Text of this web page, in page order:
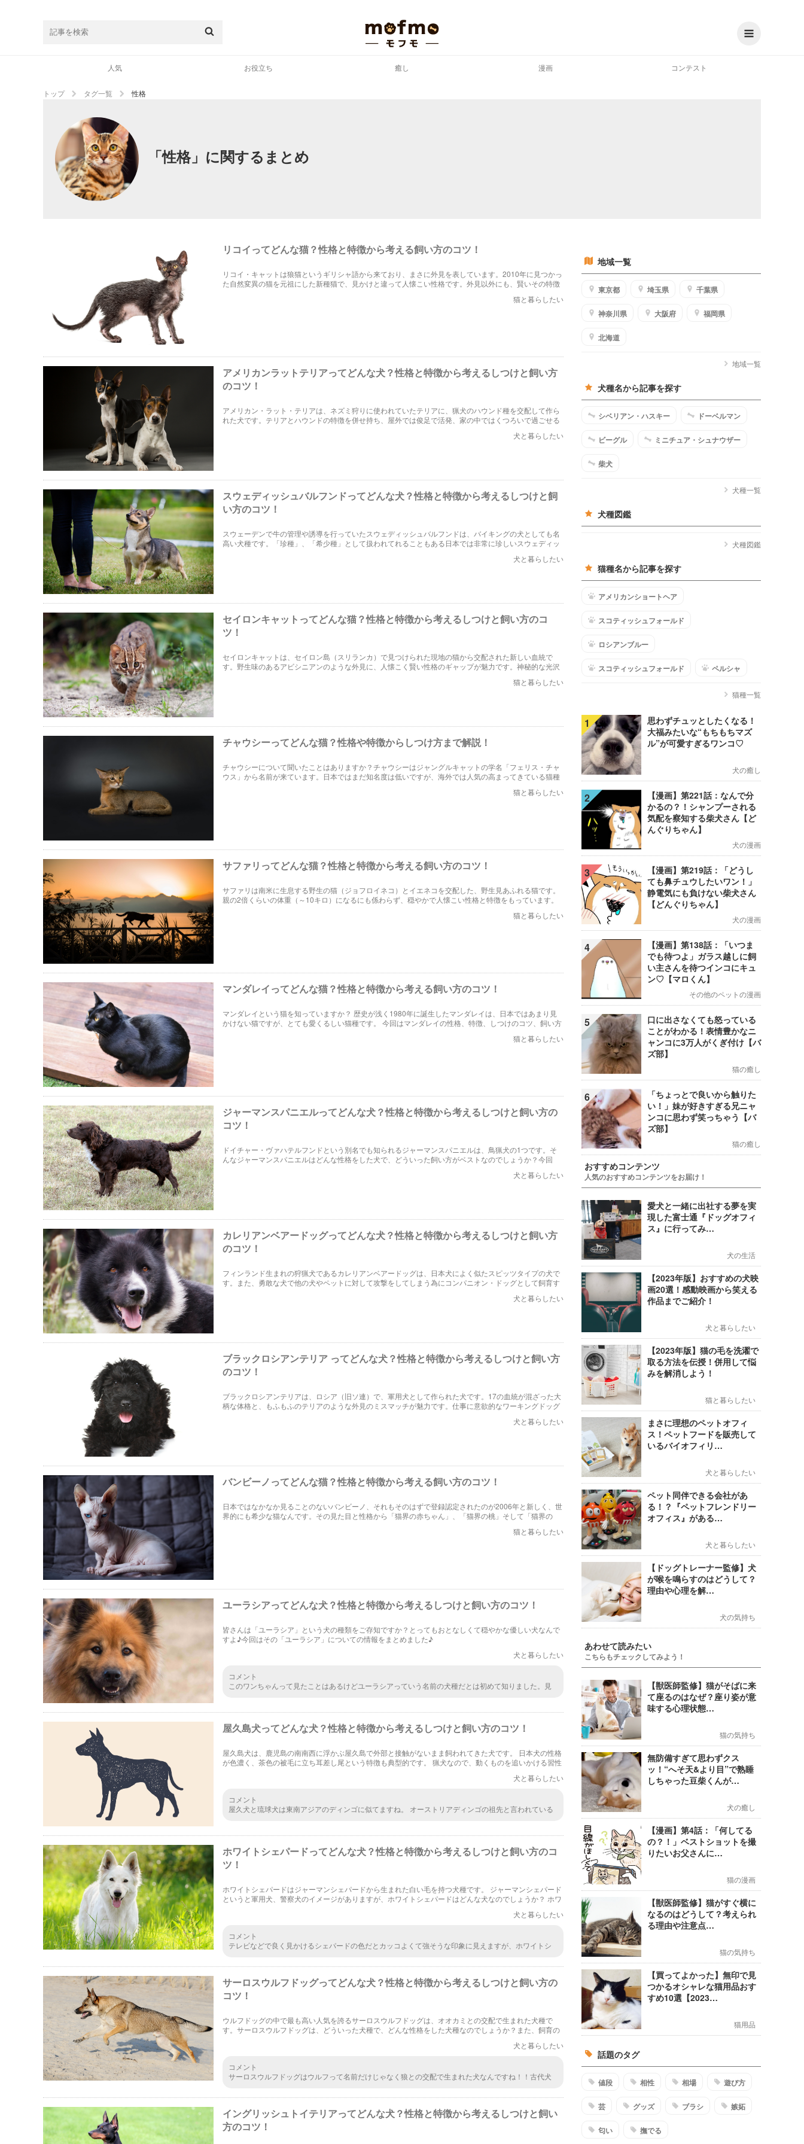
人気 お役立ち 癒し 漫画 コンテスト
トップ タグ一覧 性格
「性格」に関するまとめ
リコイってどんな猫？性格と特徴から考える飼い方のコツ！
リコイ・キャットは狼猫というギリシャ語から来ており、まさに外見を表しています。2010年に見つかっ
た自然変異の猫を元祖にした新種猫で、見かけと違って人懐こい性格です。外見以外にも、賢いその特徴
猫と暮らしたい
アメリカンラットテリアってどんな犬？性格と特徴から考えるしつけと飼い方
のコツ！
アメリカン・ラット・テリアは、ネズミ狩りに使われていたテリアに、猟犬のハウンド種を交配して作ら
れた犬です。テリアとハウンドの特徴を併せ持ち、屋外では俊足で活発、家の中ではくつろいで過ごせる
犬と暮らしたい
スウェディッシュバルフンドってどんな犬？性格と特徴から考えるしつけと飼
い方のコツ！
スウェーデンで牛の管理や誘導を行っていたスウェディッシュバルフンドは、バイキングの犬としても名
高い犬種です。「珍種」、「希少種」として扱われてれることもある日本では非常に珍しいスウェディッ
犬と暮らしたい
セイロンキャットってどんな猫？性格と特徴から考えるしつけと飼い方のコ
ツ！
セイロンキャットは、セイロン島（スリランカ）で見つけられた現地の猫から交配された新しい血統で
す。野生味のあるアビシニアンのような外見に、人懐こく賢い性格のギャップが魅力です。神秘的な光沢
猫と暮らしたい
チャウシーってどんな猫？性格や特徴からしつけ方まで解説！
チャウシーについて聞いたことはありますか？チャウシーはジャングルキャットの学名「フェリス・チャ
ウス」から名前が来ています。日本ではまだ知名度は低いですが、海外では人気の高まってきている猫種
猫と暮らしたい
サファリってどんな猫？性格と特徴から考える飼い方のコツ！
サファリは南米に生息する野生の猫（ジョフロイネコ）とイエネコを交配した、野生見あふれる猫です。
親の2倍くらいの体重（～10キロ）になるにも係わらず、穏やかで人懐こい性格と特徴をもっています。
猫と暮らしたい
マンダレイってどんな猫？性格と特徴から考える飼い方のコツ！
マンダレイという猫を知っていますか？ 歴史が浅く1980年に誕生したマンダレイは、日本ではあまり見
かけない猫ですが、とても愛くるしい猫種です。 今回はマンダレイの性格、特徴、しつけのコツ、飼い方
猫と暮らしたい
ジャーマンスパニエルってどんな犬？性格と特徴から考えるしつけと飼い方の
コツ！
ドイチャー・ヴァハテルフンドという別名でも知られるジャーマンスパニエルは、鳥猟犬の1つです。そ
んなジャーマンスパニエルはどんな性格をした犬で、どういった飼い方がベストなのでしょうか？今回
犬と暮らしたい
カレリアンベアードッグってどんな犬？性格と特徴から考えるしつけと飼い方
のコツ！
フィンランド生まれの狩猟犬であるカレリアンベアードッグは、日本犬によく似たスピッツタイプの犬で
す。また、勇敢な犬で他の犬やペットに対して攻撃をしてしまう為にコンパニオン・ドッグとして飼育す
犬と暮らしたい
ブラックロシアンテリア ってどんな犬？性格と特徴から考えるしつけと飼い方
のコツ！
ブラックロシアンテリアは、ロシア（旧ソ連）で、軍用犬として作られた犬です。17の血統が混ざった大
柄な体格と、もふもふのテリアのような外見のミスマッチが魅力です。仕事に意欲的なワーキングドッグ
犬と暮らしたい
バンビーノってどんな猫？性格と特徴から考える飼い方のコツ！
日本ではなかなか見ることのないバンビーノ、それもそのはずで登録認定されたのが2006年と新しく、世
界的にも希少な猫なんです。その見た目と性格から「猫界の赤ちゃん」、「猫界の桃」そして「猫界の
猫と暮らしたい
ユーラシアってどんな犬？性格と特徴から考えるしつけと飼い方のコツ！
皆さんは「ユーラシア」という犬の種類をご存知ですか？とってもおとなしくて穏やかな優しい犬なんで
すよ♪今回はその「ユーラシア」についての情報をまとめました♪
犬と暮らしたい
コメント
このワンちゃんって見たことはあるけどユーラシアっていう名前の犬種だとは初めて知りました。見
屋久島犬ってどんな犬？性格と特徴から考えるしつけと飼い方のコツ！
屋久島犬は、鹿児島の南南西に浮かぶ屋久島で外部と接触がないまま飼われてきた犬です。 日本犬の性格
が色濃く、茶色の被毛に立ち耳差し尾という特徴も典型的です。 猟犬なので、動くものを追いかける習性
犬と暮らしたい
コメント
屋久犬と琉球犬は東南アジアのディンゴに似てますね。 オーストリアディンゴの祖先と言われている
ホワイトシェパードってどんな犬？性格と特徴から考えるしつけと飼い方のコ
ツ！
ホワイトシェパードはジャーマンシェパードから生まれた白い毛を持つ犬種です。 ジャーマンシェパード
というと軍用犬、警察犬のイメージがありますが、ホワイトシェパードはどんな犬なのでしょうか？ ホワ
犬と暮らしたい
コメント
テレビなどで良く見かけるシェパードの色だとカッコよくて強そうな印象に見えますが、ホワイトシ
象が変わるものなんですね。
サーロスウルフドッグってどんな犬？性格と特徴から考えるしつけと飼い方の
コツ！
ウルフドッグの中で最も高い人気を誇るサーロスウルフドッグは、オオカミとの交配で生まれた犬種で
す。サーロスウルフドッグは、どういった犬種で、どんな性格をした犬種なのでしょうか？また、飼育の
犬と暮らしたい
コメント
サーロスウルフドッグはウルフって名前だけじゃなく狼との交配で生まれた犬なんですね！！古代犬
飼育するのは難しそうだけど、憧れちゃうな。
イングリッシュトイテリアってどんな犬？性格と特徴から考えるしつけと飼い
方のコツ！
地域一覧
東京都 埼玉県 千葉県
神奈川県 大阪府 福岡県
北海道
地域一覧
犬種名から記事を探す
シベリアン・ハスキー ドーベルマン
ビーグル ミニチュア・シュナウザー
柴犬
犬種一覧
犬種図鑑
犬種図鑑
猫種名から記事を探す
アメリカンショートヘア
スコティッシュフォールド
ロシアンブルー
スコティッシュフォールド ペルシャ
猫種一覧
1
思わずチュッとしたくなる！
大福みたいな“もちもちマズ
ル”が可愛すぎるワンコ♡
犬の癒し
2
【漫画】第221話：なんで分
かるの？！シャンプーされる
気配を察知する柴犬さん【ど
んぐりちゃん】
犬の漫画
3
【漫画】第219話：「どうし
ても鼻チュウしたいワン！」
静電気にも負けない柴犬さん
【どんぐりちゃん】
犬の漫画
4
【漫画】第138話：「いつま
でも待つよ」ガラス越しに飼
い主さんを待つインコにキュ
ン♡【マロくん】
その他のペットの漫画
5
口に出さなくても怒っている
ことがわかる！表情豊かなニ
ャンコに3万人がくぎ付け【バ
ズ部】
猫の癒し
6
「ちょっとで良いから触りた
い！」妹が好きすぎる兄ニャ
ンコに思わず笑っちゃう【バ
ズ部】
猫の癒し
おすすめコンテンツ
人気のおすすめコンテンツをお届け！
愛犬と一緒に出社する夢を実
現した富士通『ドッグオフィ
ス』に行ってみ…
犬の生活
【2023年版】おすすめの犬映
画20選！感動映画から笑える
作品までご紹介！
犬と暮らしたい
【2023年版】猫の毛を洗濯で
取る方法を伝授！併用して悩
みを解消しよう！
猫と暮らしたい
まさに理想のペットオフィ
ス！ペットフードを販売して
いるバイオフィリ…
犬と暮らしたい
ペット同伴できる会社があ
る！？『ペットフレンドリー
オフィス』がある…
犬と暮らしたい
【ドッグトレーナー監修】犬
が喉を鳴らすのはどうして？
理由や心理を解…
犬の気持ち
あわせて読みたい
こちらもチェックしてみよう！
【獣医師監修】猫がそばに来
て座るのはなぜ？座り姿が意
味する心理状態…
猫の気持ち
無防備すぎて思わずクス
ッ！“へそ天&より目”で熟睡
しちゃった豆柴くんが…
犬の癒し
【漫画】第4話：「何してる
の？！」ベストショットを撮
りたいお父さんに…
猫の漫画
【獣医師監修】猫がすぐ横に
なるのはどうして？考えられ
る理由や注意点…
猫の気持ち
【買ってよかった】無印で見
つかるオシャレな猫用品おす
すめ10選【2023…
猫用品
話題のタグ
値段 相性 相場 遊び方
芸 グッズ ブラシ 嫉妬
匂い 撫でる